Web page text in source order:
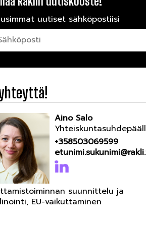
uutiset sähköpostiisi
Aino Salo
+358503069599
suunnittelu ja
EU-vaikuttaminen